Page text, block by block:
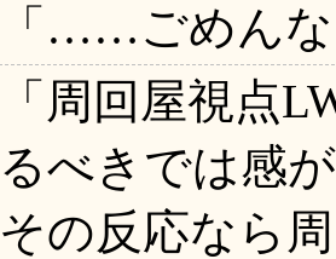
「……ごめん
「周回屋視点
るべきでは感
その反応なら